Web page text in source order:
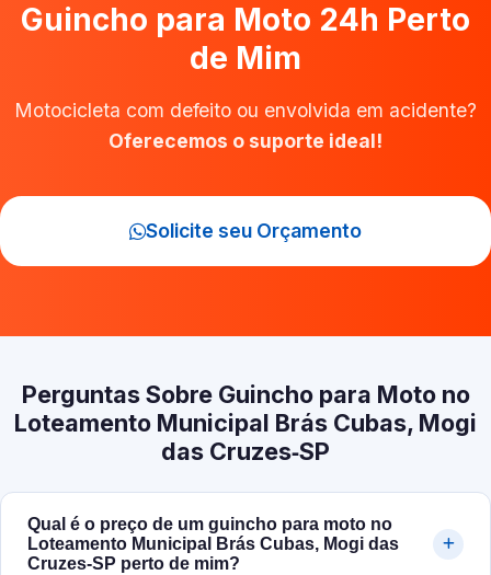
Guincho para Moto 24h Perto
de Mim
Motocicleta com defeito ou envolvida em acidente?
Oferecemos o suporte ideal!
Solicite seu Orçamento
Perguntas Sobre Guincho para Moto no
Loteamento Municipal Brás Cubas, Mogi
das Cruzes‑SP
Qual é o preço de um guincho para moto no
Loteamento Municipal Brás Cubas, Mogi das
Cruzes‑SP perto de mim?